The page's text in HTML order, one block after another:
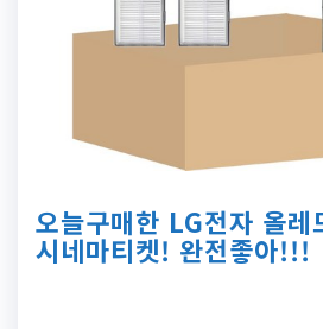
오늘구매한 LG전자 올
시네마티켓! 완전좋아!!!